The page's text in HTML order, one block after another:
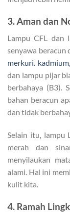
3. Aman dan
Lampu CFL dan
senyawa beracun
merkuri.
dan lampu pijar
berbahaya (B3).
bahan beracun
dan tidak
Selain itu, lampu
merah dan
menyilaukan
alami. Hal ini
kulit kita.
4. Ramah